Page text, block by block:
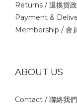
Returns / 退換貨
Payment &
Membership / 會
ABOUT US
Contact / 聯絡我們